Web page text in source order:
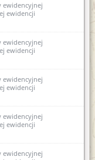
ewidencyjnej
ewidencji
ewidencyjnej
ewidencji
ewidencyjnej
ewidencji
ewidencyjnej
ewidencji
ewidencyjnej